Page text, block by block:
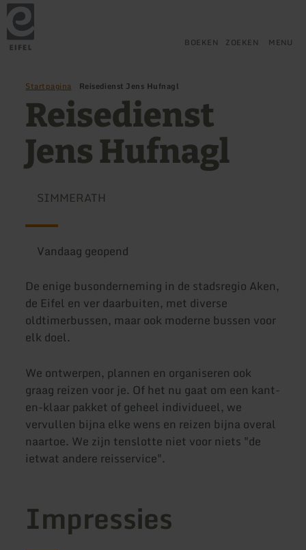
Terug
naar
de
startpagina
BOEKEN ZOEKEN MENU
Startpagina Reisedienst Jens Hufnagl
Reisedienst
Jens Hufnagl
SIMMERATH
Vandaag geopend
De enige busonderneming in de stadsregio Aken,
de Eifel en ver daarbuiten, met diverse
oldtimerbussen, maar ook moderne bussen voor
elk doel.
We ontwerpen, plannen en organiseren ook
graag reizen voor je. Of het nu gaat om een kant-
en-klaar pakket of geheel individueel, we
vervullen bijna elke wens en reizen bijna overal
naartoe. We zijn tenslotte niet voor niets "de
ietwat andere reisservice".
Impressies